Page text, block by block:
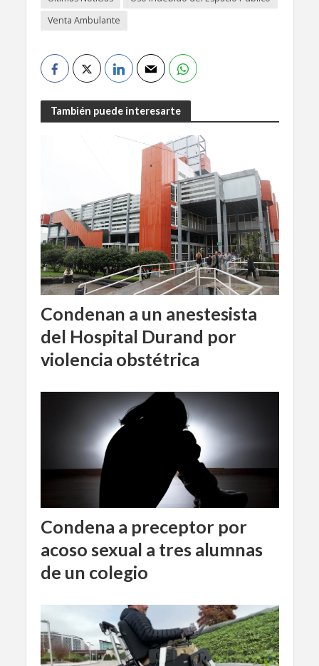
Venta Ambulante
También puede interesarte
Condenan a un anestesista
del Hospital Durand por
violencia obstétrica
Condena a preceptor por
acoso sexual a tres alumnas
de un colegio